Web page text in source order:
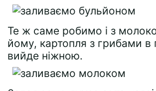
Те ж саме робимо і з
йому, картопля з грибами в
вийде ніжною.